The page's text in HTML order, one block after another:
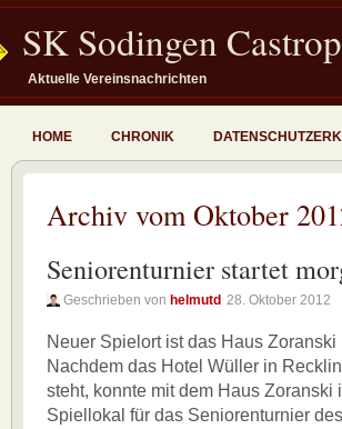
SK Sodingen
Aktuelle Vereinsnachrichten
HOME CHRONIK
Archiv vom Oktober
Seniorenturnier startet
Geschrieben von helmutd 28. Oktober 2012
Neuer Spielort ist das Haus
Nachdem das Hotel Wüller in
steht, konnte mit dem Haus
Spiellokal für das Seniorenturnier